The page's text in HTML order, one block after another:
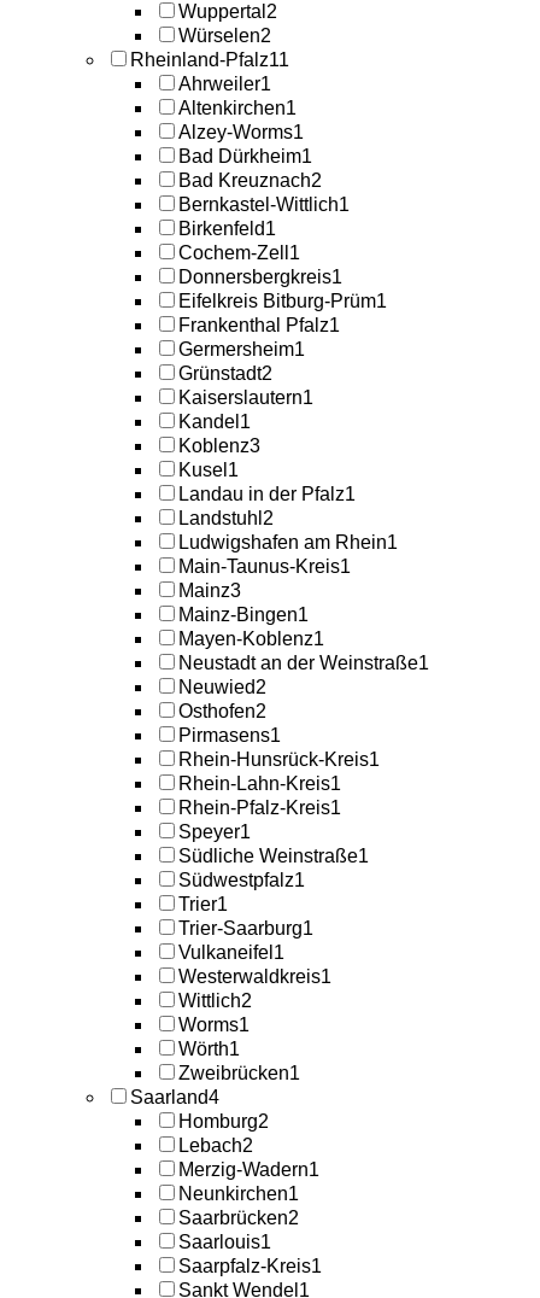
Wuppertal 2
Würselen2
Rheinland-Pfalz11
Ahrweiler1
Altenkirchen1
Alzey-Worms1
Bad Dürkheim1
Bad Kreuznach2
Bernkastel-Wittlich1
Birkenfeld1
Cochem-Zell 1
Donnersbergkreis1
Eifelkreis Bitburg-Prüm1
Frankenthal Pfalz1
Germersheim1
Grünstadt2
Kaiserslautern1
Kandel 1
Koblenz3
Kusel 1
Landau in der Pfalz1
Landstuhl 2
Ludwigshafen am Rhein1
Main-Taunus-Kreis1
Mainz3
Mainz-Bingen1
Mayen-Koblenz1
Neustadt an der Weinstraße1
Neuwied2
Osthofen2
Pirmasens1
Rhein-Hunsrück-Kreis1
Rhein-Lahn-Kreis1
Rhein-Pfalz-Kreis1
Speyer1
Südliche Weinstraße1
Südwestpfalz1
Trier1
Trier-Saarburg1
Vulkaneifel 1
Westerwaldkreis1
Wittlich2
Worms1
Wörth1
Zweibrücken1
Saarland4
Homburg2
Lebach2
Merzig-Wadern1
Neunkirchen1
Saarbrücken2
Saarlouis1
Saarpfalz-Kreis1
Sankt Wendel 1